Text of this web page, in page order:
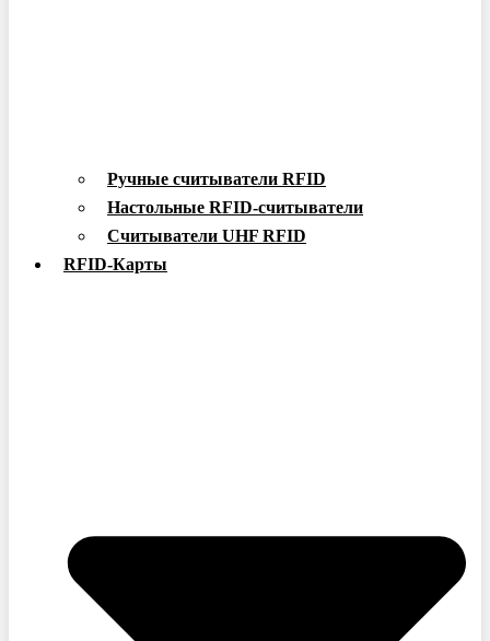
Ручные считыватели RFID
Настольные RFID-считыватели
Считыватели UHF RFID
RFID-Карты